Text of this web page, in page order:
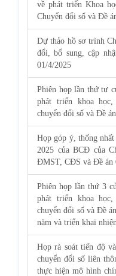
về phát triển Khoa
Chuyển đổi số và Đề
Dự thảo hồ sơ trình
đổi, bổ sung, cập
01/4/2025
Phiên họp lần thứ tư
phát triển khoa
chuyển đổi số và Đề
Họp góp ý, thống
2025 của BCĐ của
ĐMST, CĐS và Đề án
Phiên họp lần thứ 3
phát triển khoa
chuyển đổi số và Đề
năm và triển khai
Họp rà soát tiến độ
chuyển đổi số liên
thực hiện mô hình